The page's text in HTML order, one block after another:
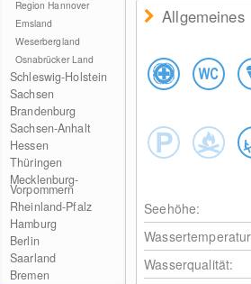
Region Hannover
Emsland
Weserbergland
Osnabrücker Land
Schleswig-Holstein
Sachsen
Brandenburg
Sachsen-Anhalt
Hessen
Thüringen
Mecklenburg-
Vorpommern
Rheinland-Pfalz
Hamburg
Berlin
Saarland
Bremen
Allgemeines
Seehöhe:
Wasserqualität: